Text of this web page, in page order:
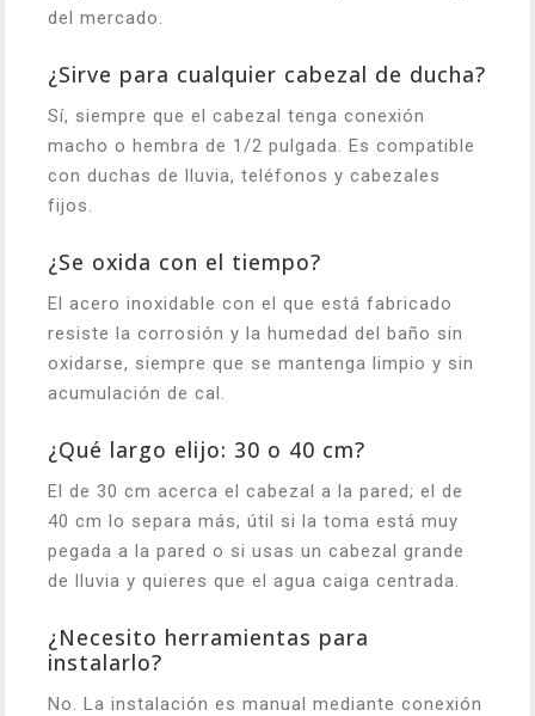
del mercado.
¿Sirve para cualquier cabezal de ducha?
Sí, siempre que el cabezal tenga conexión
macho o hembra de 1/2 pulgada. Es compatible
con duchas de lluvia, teléfonos y cabezales
fijos.
¿Se oxida con el tiempo?
El acero inoxidable con el que está fabricado
resiste la corrosión y la humedad del baño sin
oxidarse, siempre que se mantenga limpio y sin
acumulación de cal.
¿Qué largo elijo: 30 o 40 cm?
El de 30 cm acerca el cabezal a la pared; el de
40 cm lo separa más, útil si la toma está muy
pegada a la pared o si usas un cabezal grande
de lluvia y quieres que el agua caiga centrada.
¿Necesito herramientas para
instalarlo?
No. La instalación es manual mediante conexión